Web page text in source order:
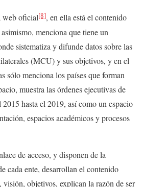
web oficial[8], en ella está el contenido
menciona que tiene un
sistematiza y difunde datos sobre las
(MCU) y sus objetivos, y en el
sólo menciona los países que forman
muestra las órdenes ejecutivas de
hasta el 2019, así como un espacio
espacios académicos y procesos
de acceso, y disponen de la
cada ente, desarrollan el contenido
objetivos, explican la razón de ser